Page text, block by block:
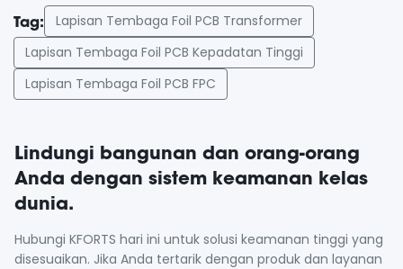
Tag:
Lapisan Tembaga Foil PCB Transformer
Lapisan Tembaga Foil PCB Kepadatan Tinggi
Lapisan Tembaga Foil PCB FPC
Lindungi bangunan dan orang-orang
Anda dengan sistem keamanan kelas
dunia.
Hubungi KFORTS hari ini untuk solusi keamanan tinggi yang
disesuaikan. Jika Anda tertarik dengan produk dan layanan